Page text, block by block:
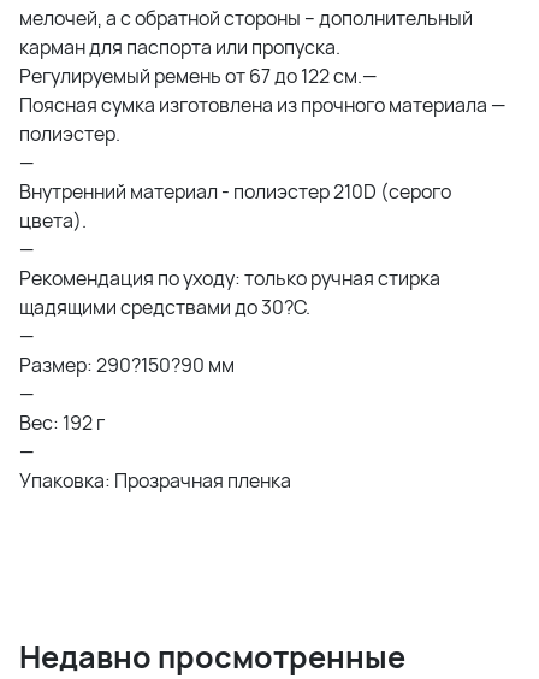
мелочей, а с обратной стороны – дополнительный
карман для паспорта или пропуска.
Регулируемый ремень от 67 до 122 см.—
Поясная сумка изготовлена из прочного материала —
полиэстер.
—
Внутренний материал - полиэстер 210D (серого
цвета).
—
Рекомендация по уходу: только ручная стирка
щадящими средствами до 30?С.
—
Размер: 290?150?90 мм
—
Вес: 192 г
—
Упаковка: Прозрачная пленка
Недавно просмотренные